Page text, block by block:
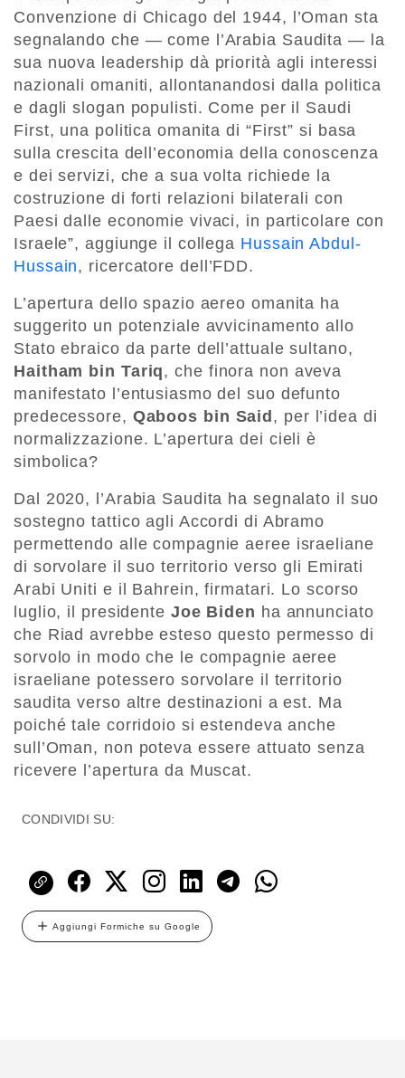
Convenzione di Chicago del 1944, l’Oman sta
segnalando che — come l’Arabia Saudita — la
sua nuova leadership dà priorità agli interessi
nazionali omaniti, allontanandosi dalla politica
e dagli slogan populisti. Come per il Saudi
First, una politica omanita di “First” si basa
sulla crescita dell’economia della conoscenza
e dei servizi, che a sua volta richiede la
costruzione di forti relazioni bilaterali con
Paesi dalle economie vivaci, in particolare con
Israele”, aggiunge il collega Hussain Abdul-
Hussain, ricercatore dell’FDD.
L’apertura dello spazio aereo omanita ha
suggerito un potenziale avvicinamento allo
Stato ebraico da parte dell’attuale sultano,
Haitham bin Tariq, che finora non aveva
manifestato l’entusiasmo del suo defunto
predecessore, Qaboos bin Said , per l’idea di
normalizzazione. L’apertura dei cieli è
simbolica?
Dal 2020, l’Arabia Saudita ha segnalato il suo
sostegno tattico agli Accordi di Abramo
permettendo alle compagnie aeree israeliane
di sorvolare il suo territorio verso gli Emirati
Arabi Uniti e il Bahrein, firmatari. Lo scorso
luglio, il presidente Joe Biden ha annunciato
che Riad avrebbe esteso questo permesso di
sorvolo in modo che le compagnie aeree
israeliane potessero sorvolare il territorio
saudita verso altre destinazioni a est. Ma
poiché tale corridoio si estendeva anche
sull’Oman, non poteva essere attuato senza
ricevere l’apertura da Muscat.
CONDIVIDI SU:
Aggiungi Formiche su Google